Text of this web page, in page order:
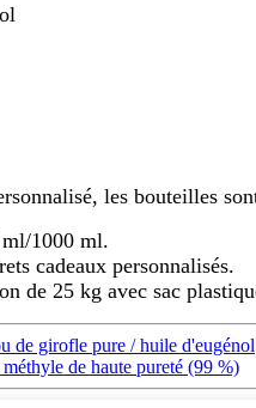
les bouteilles
1000 ml.
cadeaux personnalisés.
de 25 kg avec sac
de girofle pure / huile d'eugénol
de haute pureté (99 %)